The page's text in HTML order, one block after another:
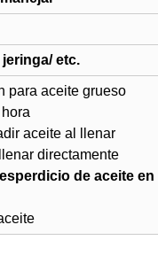
etc.
para aceite grueso
aceite al llenar
directamente
de aceite en